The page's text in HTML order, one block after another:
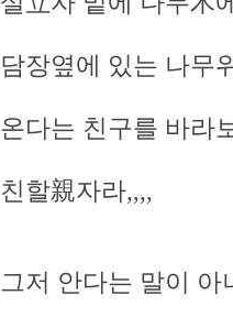
담장옆에 있는 나무
온다는 친구를 바라
친할親자라,,,,
그저 안다는 말이